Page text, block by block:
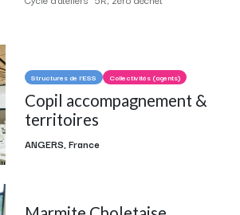
Structures de l'ESS Collectivités (agents)
Copil accompagnement &
territoires
ANGERS,France